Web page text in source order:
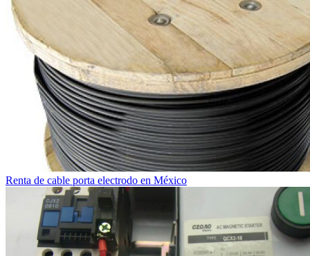
Renta de cable porta electrodo en México